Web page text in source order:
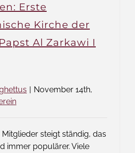
Erste
Kirche der
Al Zarkawi I
| November 14th,
Mitglieder steigt ständig, das
immer populärer. Viele